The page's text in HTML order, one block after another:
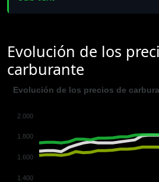
Evolución de los
carburante
Evolución de los precios de
2.000
1.800
1.600
1.400